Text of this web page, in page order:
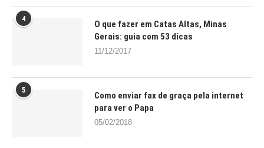
4
O que fazer em Catas Altas, Minas
Gerais: guia com 53 dicas
11/12/2017
5
Como enviar fax de graça pela internet
para ver o Papa
05/02/2018